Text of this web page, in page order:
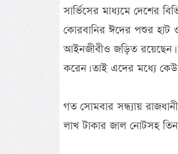
সার্ভিসের মাধ্যমে দেশের
কোরবানির ঈদের পশুর হাট
আইনজীবীও জড়িত রয়েছেন।
করেন। তাই এদের মধ্যে
গত সোমবার সন্ধ্যায়
লাখ টাকার জাল নোটসহ